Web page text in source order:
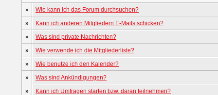
»
Wie kann ich das Forum durchsuchen?
»
Kann ich anderen Mitgliedern E-Mails schicken?
»
Was sind private Nachrichten?
»
Wie verwende ich die Mitgliederliste?
»
Wie benutze ich den Kalender?
»
Was sind Ankündigungen?
»
Kann ich Umfragen starten bzw. daran teilnehmen?